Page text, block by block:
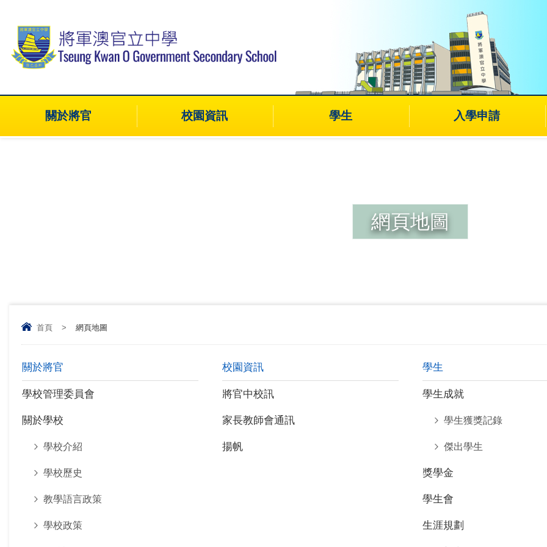
關於將官 校園資訊 學生 入學申請
網頁地圖
首頁 > 網頁地圖
關於將官
學校管理委員會
關於學校
學校介紹
學校歷史
教學語言政策
學校政策
校園資訊
將官中校訊
家長教師會通訊
揚帆
學生
學生成就
學生獲獎記錄
傑出學生
獎學金
學生會
生涯規劃